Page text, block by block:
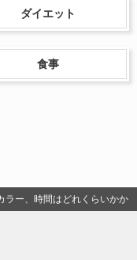
ダイエット
食事
ラー、時間はどれくらいかか